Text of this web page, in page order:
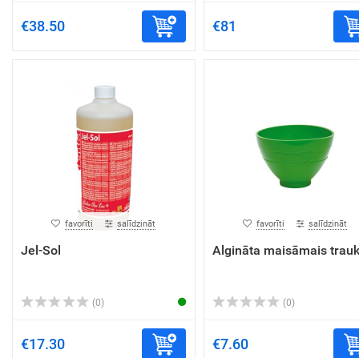
€38.50 €81
favorīti salīdzināt
Jel-Sol
(0)
€17.30
favorīti salīdzināt
Algināta maisāmais
(0)
€7.60